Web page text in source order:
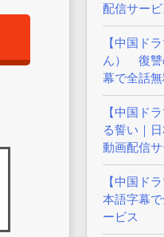
配信サービ
【中国ド
ん） 復讐
幕で全話
【中国ド
る誓い｜
動画配信
【中国ド
本語字幕
ービス